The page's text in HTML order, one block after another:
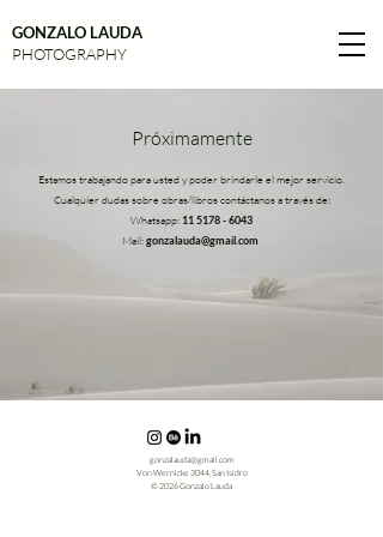
GONZALO LAUDA
PHOTOGRAPHY
Próximamente
Estamos trabajando para usted y poder brindarle el mejor servicio.
Cualquier dudas sobre obras/libros contáctanos a través de:
Whatsapp: 11 5178 - 6043
Mail:gonzalauda@gmail.com
gonzalauda@gmail.com
Von Wernicke 3044, San Isidro
© 2026 Gonzalo Lauda